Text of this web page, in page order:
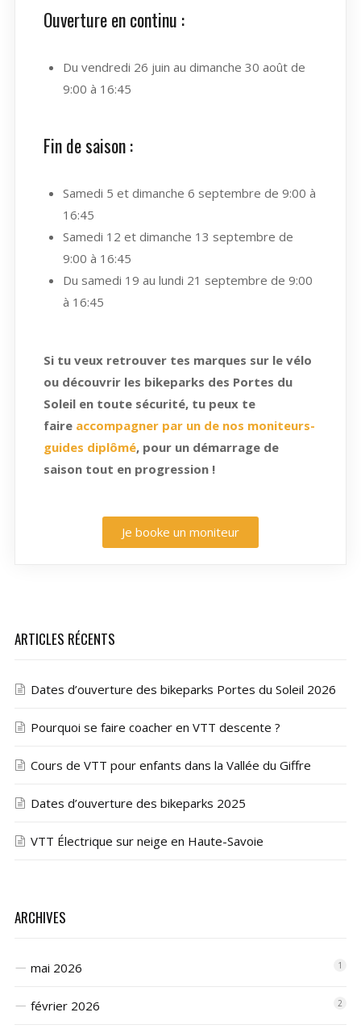
Ouverture en continu :
Du vendredi 26 juin au dimanche 30 août de
9:00 à 16:45
Fin de saison :
Samedi 5 et dimanche 6 septembre de 9:00 à
16:45
Samedi 12 et dimanche 13 septembre de
9:00 à 16:45
Du samedi 19 au lundi 21 septembre de 9:00
à 16:45
Si tu veux retrouver tes marques sur le vélo
ou découvrir les bikeparks des Portes du
Soleil en toute sécurité, tu peux te
faire accompagner par un de nos moniteurs-
guides diplômé, pour un démarrage de
saison tout en progression !
Je booke un moniteur
ARTICLES RÉCENTS
Dates d’ouverture des bikeparks Portes du Soleil 2026
Pourquoi se faire coacher en VTT descente ?
Cours de VTT pour enfants dans la Vallée du Giffre
Dates d’ouverture des bikeparks 2025
VTT Électrique sur neige en Haute-Savoie
ARCHIVES
mai 2026 1
février 2026 2